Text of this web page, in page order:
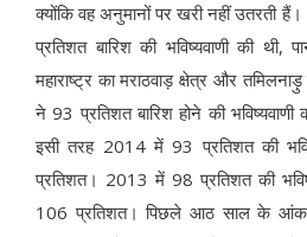
क्योंकि वह अनुमानों पर खरी नहीं उतरती
प्रतिशत बारिश की भविष्यवाणी की थी,
महाराष्ट्र का मराठवाड़ क्षेत्र और
ने 93 प्रतिशत बारिश होने की
इसी तरह 2014 में 93 प्रतिशत की
प्रतिशत। 2013 में 98 प्रतिशत की
106 प्रतिशत। पिछले आठ साल के